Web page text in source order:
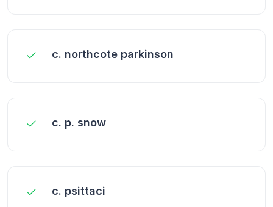
c. northcote parkinson
c. p. snow
c. psittaci